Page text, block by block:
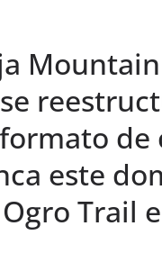
Mountain
de
este
Trail